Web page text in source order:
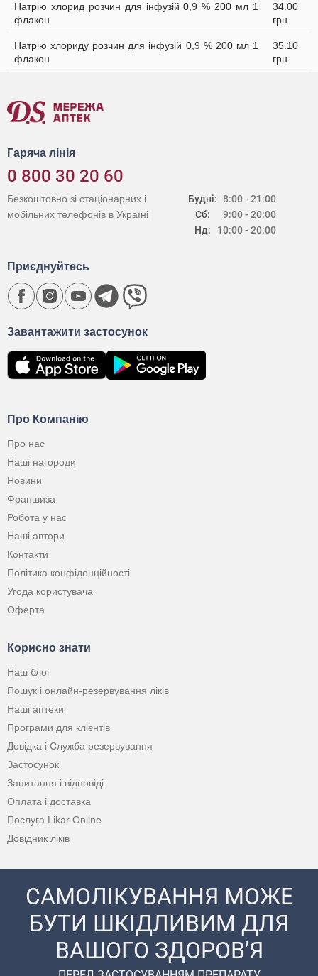
Натрію хлорид розчин для інфузій 0,9 % 200 мл 1
флакон
34.00
грн
Натрію хлориду розчин для інфузій 0,9 % 200 мл 1
флакон
35.10
грн
Гаряча лінія
0 800 30 20 60
Будні:
Сб:
Нд:
8:00 - 21:00
9:00 - 20:00
10:00 - 20:00
Безкоштовно зі стаціонарних і
мобільних телефонів в Україні
Про Компанію
Про нас
Наші нагороди
Новини
Франшиза
Робота у нас
Наші автори
Контакти
Політика конфіденційності
Угода користувача
Оферта
Корисно знати
Наш блог
Пошук і онлайн-резервування ліків
Наші аптеки
Програми для клієнтів
Довідка і Служба резервування
Застосунок
Запитання і відповіді
Оплата і доставка
Послуга Likar Online
Довідник ліків
Завантажити застосунок
Приєднуйтесь
САМОЛІКУВАННЯ МОЖЕ
БУТИ ШКІДЛИВИМ ДЛЯ
ВАШОГО ЗДОРОВ’Я